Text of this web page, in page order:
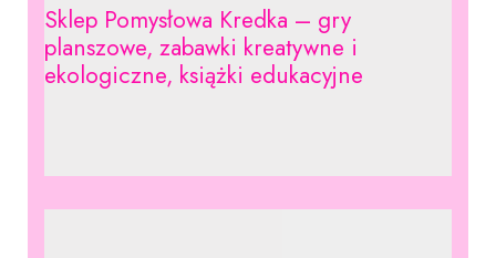
Sklep Pomysłowa Kredka – gry
planszowe, zabawki kreatywne i
ekologiczne, książki edukacyjne